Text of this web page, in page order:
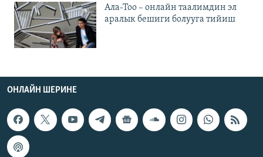
Ала-Тоо – онлайн таалимдин эл
аралык бешиги болууга тийиш
ОНЛАЙН ШЕРИНЕ